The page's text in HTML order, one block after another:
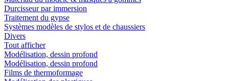
Durcisseur par immersion
Traitement du gypse
Systèmes modèles de stylos et de chaussiers
Divers
Tout afficher
Modélisation, dessin profond
Modélisation, dessin profond
Films de thermoformage